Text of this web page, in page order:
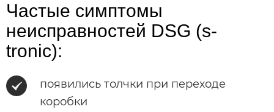
Частые симптомы
неисправностей DSG (s-
tronic):
появились толчки при переходе
коробки